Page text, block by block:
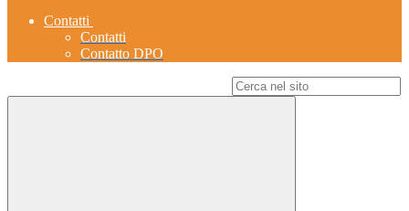
Contatti
Contatti
Contatto DPO